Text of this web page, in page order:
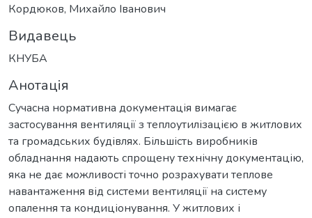
Кордюков, Михайло Іванович
Видавець
КНУБА
Анотація
Сучасна нормативна документація вимагає
застосування вентиляції з теплоутилізацією в житлових
та громадських будівлях. Більшість виробників
обладнання надають спрощену технічну документацію,
яка не дає можливості точно розрахувати теплове
навантаження від системи вентиляції на систему
опалення та кондиціонування. У житлових і